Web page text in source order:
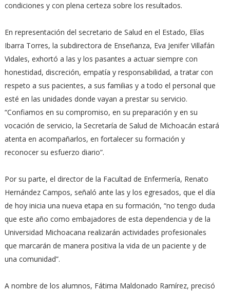
condiciones y con plena certeza sobre los resultados.
En representación del secretario de Salud en el Estado, Elías
Ibarra Torres, la subdirectora de Enseñanza, Eva Jenifer Villafán
Vidales, exhortó a las y los pasantes a actuar siempre con
honestidad, discreción, empatía y responsabilidad, a tratar con
respeto a sus pacientes, a sus familias y a todo el personal que
esté en las unidades donde vayan a prestar su servicio.
“Confiamos en su compromiso, en su preparación y en su
vocación de servicio, la Secretaría de Salud de Michoacán estará
atenta en acompañarlos, en fortalecer su formación y
reconocer su esfuerzo diario”.
Por su parte, el director de la Facultad de Enfermería, Renato
Hernández Campos, señaló ante las y los egresados, que el día
de hoy inicia una nueva etapa en su formación, “no tengo duda
que este año como embajadores de esta dependencia y de la
Universidad Michoacana realizarán actividades profesionales
que marcarán de manera positiva la vida de un paciente y de
una comunidad”.
A nombre de los alumnos, Fátima Maldonado Ramírez, precisó